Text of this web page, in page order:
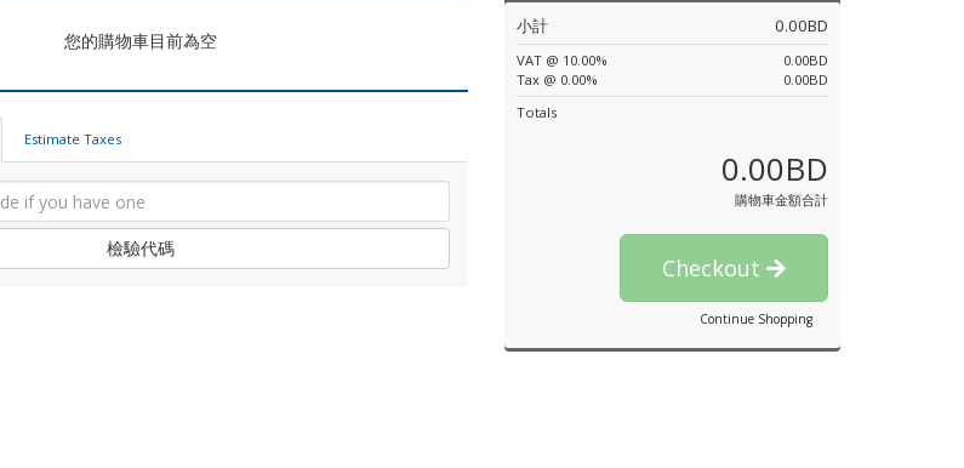
您的購物車目前為空
Estimate Taxes
檢驗代碼
小計 0.00BD
VAT @ 10.00%
0.00BD
Tax @ 0.00%
0.00BD
Totals
0.00BD
購物車金額合計
Checkout
Continue Shopping